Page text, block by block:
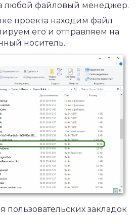
в любой файловый менеджер.
проекта находим файл
его и отправляем на
носитель.
пользовательских закладок